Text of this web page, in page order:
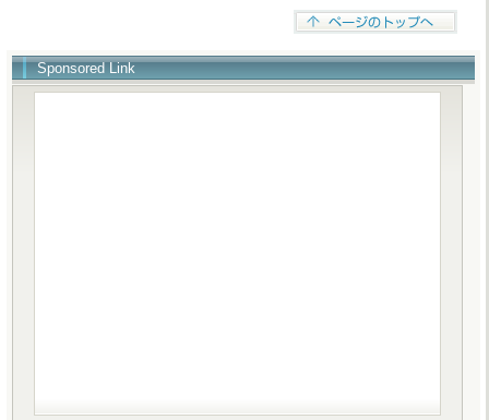
Sponsored Link